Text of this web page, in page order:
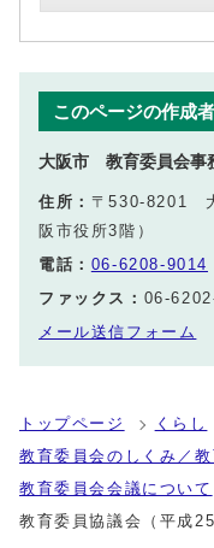
このページの作成
大阪市 教育委員会事
住所： 〒530-8201
阪市役所3階）
電話： 06-6208-9014
ファックス： 06-
メール送信フォーム
トップページ くらし
教育委員会のしくみ／
教育委員会会議について
教育委員協議会（平成